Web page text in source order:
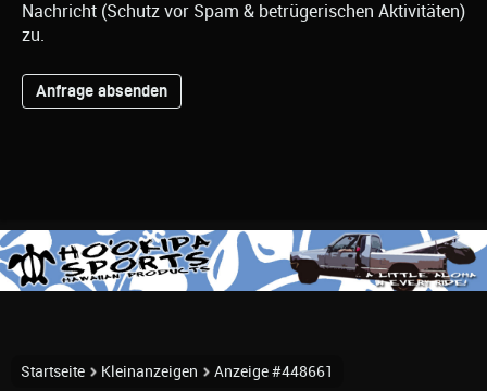
Nachricht (Schutz vor Spam & betrügerischen Aktivitäten)
zu.
Startseite Kleinanzeigen Anzeige #448661